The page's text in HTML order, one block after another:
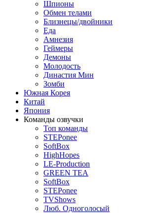
Шпионы
Обмен телами
Близнецы/двойники
Еда
Амнезия
Геймеры
Демоны
Молодость
Династия Мин
Зомби
Южная Корея
Китай
Япония
Команды озвучки
Топ команды
STEPonee
SoftBox
HighHopes
LE-Production
GREEN TEA
SoftBox
STEPonee
TVShows
Люб. Одноголосый